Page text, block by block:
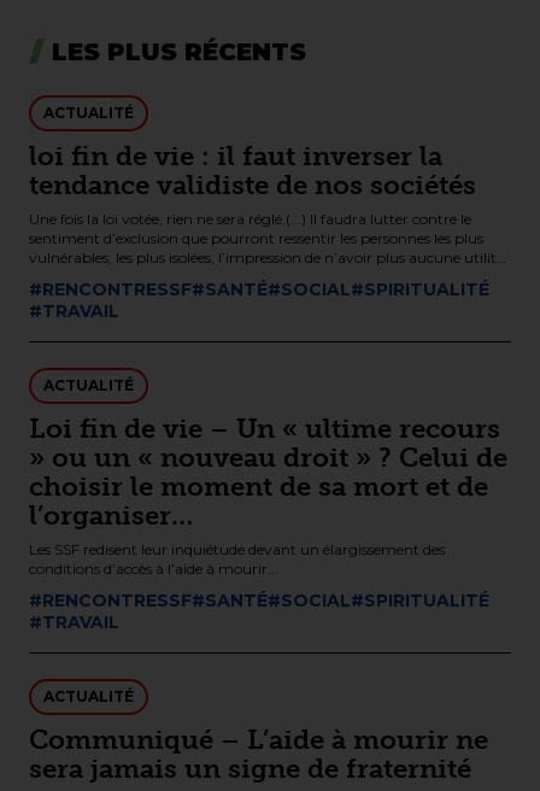
LES PLUS RÉCENTS
ACTUALITÉ
loi fin de vie : il faut inverser la
tendance validiste de nos sociétés
Une fois la loi votée, rien ne sera réglé.(...) Il faudra lutter contre le
sentiment d’exclusion que pourront ressentir les personnes les plus
vulnérables, les plus isolées, l’impression de n’avoir plus aucune utilité
sociale, d’être une charge pour leurs familles, un coût pour la sécurité
sociale…
#RENCONTRESSF#SANTÉ#SOCIAL#SPIRITUALITÉ
#TRAVAIL
ACTUALITÉ
Loi fin de vie – Un « ultime recours
» ou un « nouveau droit » ? Celui de
choisir le moment de sa mort et de
l’organiser…
Les SSF redisent leur inquiétude devant un élargissement des
conditions d’accès à l’aide à mourir...
#RENCONTRESSF#SANTÉ#SOCIAL#SPIRITUALITÉ
#TRAVAIL
ACTUALITÉ
Communiqué – L’aide à mourir ne
sera jamais un signe de fraternité